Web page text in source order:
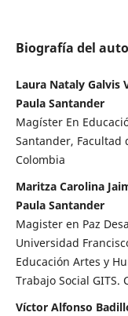
Biografía del
Laura Nataly Galvis
Paula Santander
Magíster En
Santander, Facultad
Colombia
Maritza Carolina
Paula Santander
Magister en Paz
Universidad
Educación Artes y
Trabajo Social GITS.
Víctor Alfonso